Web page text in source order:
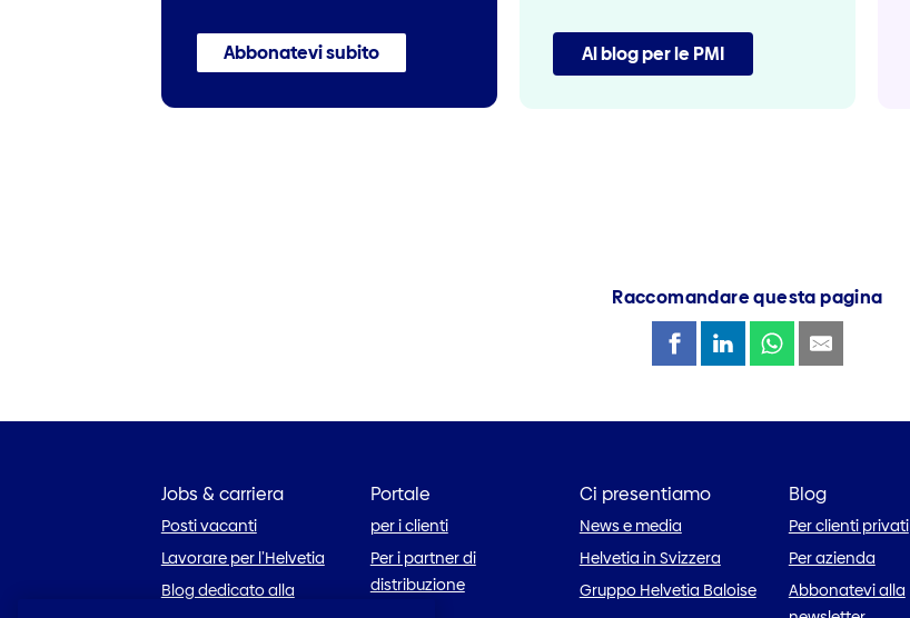
Abbonatevi subito Al blog per le PMI
Raccomandare questa pagina
Jobs & carriera
Posti vacanti
Lavorare per l’Helvetia
Blog dedicato alla
Portale
per i clienti
Per i partner di
distribuzione
Ci presentiamo
News e media
Helvetia in Svizzera
Gruppo Helvetia Baloise
Blog
Per clienti privati
Per azienda
Abbonatevi alla